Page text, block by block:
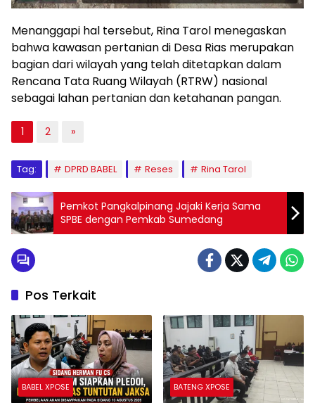
Menanggapi hal tersebut, Rina Tarol menegaskan
bahwa kawasan pertanian di Desa Rias merupakan
bagian dari wilayah yang telah ditetapkan dalam
Rencana Tata Ruang Wilayah (RTRW) nasional
sebagai lahan pertanian dan ketahanan pangan.
1 2
Tag: DPRD BABEL Reses Rina Tarol
Pemkot Pangkalpinang Jajaki Kerja Sama
SPBE dengan Pemkab Sumedang
Pos Terkait